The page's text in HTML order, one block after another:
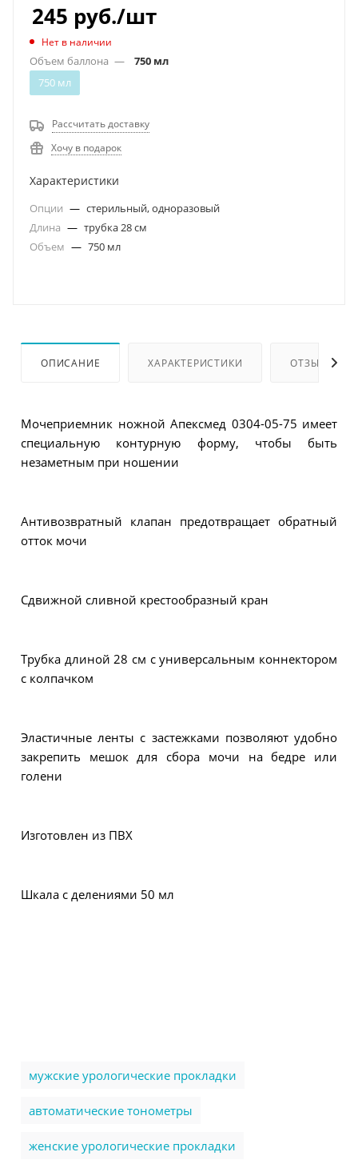
245 руб./шт
Нет в наличии
Объем баллона —
750 мл
750 мл
Рассчитать доставку
Хочу в подарок
Характеристики
Опции — стерильный, одноразовый
Длина — трубка 28 см
Объем — 750 мл
ОПИСАНИЕ ХАРАКТЕРИСТИКИ ОТЗЫВЫ
Мочеприемник ножной Апексмед 0304-05-75 имеет
специальную контурную форму, чтобы быть
незаметным при ношении
Антивозвратный клапан предотвращает обратный
отток мочи
Сдвижной сливной крестообразный кран
Трубка длиной 28 см с универсальным коннектором
с колпачком
Эластичные ленты с застежками позволяют удобно
закрепить мешок для сбора мочи на бедре или
голени
Изготовлен из ПВХ
Шкала с делениями 50 мл
мужские урологические прокладки
автоматические тонометры
женские урологические прокладки